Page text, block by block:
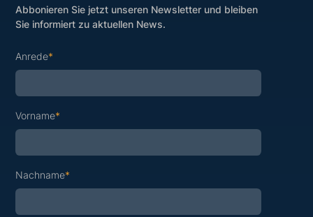
Abbonieren Sie jetzt unseren Newsletter und bleiben
Sie informiert zu aktuellen News.
Anrede*
Vorname*
Nachname*